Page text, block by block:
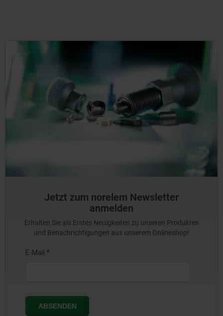
Jetzt zum norelem Newsletter
anmelden
Erhalten Sie als Erstes Neuigkeiten zu unseren Produkten
und Benachrichtigungen aus unserem Onlineshop!